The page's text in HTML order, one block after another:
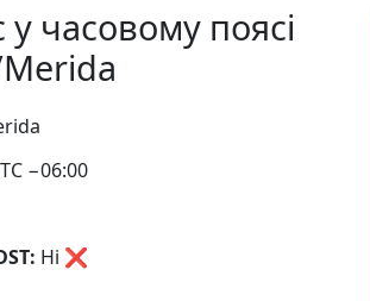
часовому поясі
−06:00
Ні ❌